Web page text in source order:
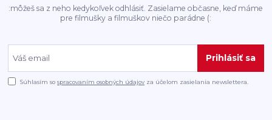
:môžeš sa z neho kedykoľvek odhlásiť. Zasielame občasne, keď máme
pre filmušky a filmuškov niečo parádne (:
Prihlásiť sa
Súhlasím sospracovaním osobných údajov za účelom zasielania newslettera.